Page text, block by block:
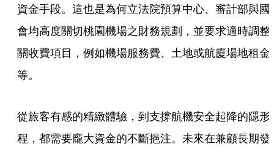
資金手段。這也是為何立法院預算中心、審計部與國
會均高度關切桃園機場之財務規劃，並要求適時調整
關收費項目，例如機場服務費、土地或航廈場地租金
等。
從旅客有感的精緻體驗，到支撐航機安全起降的隱形
程，都需要龐大資金的不斷挹注。未來在兼顧長期發